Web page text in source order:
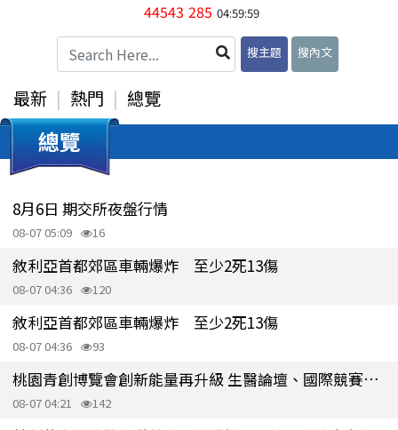
44543 285 04:59:59
搜主題 搜內文
最新 熱門 總覽
總覽
8月6日 期交所夜盤行情
08-07 05:09 16
敘利亞首都郊區車輛爆炸 至少2死13傷
08-07 04:36 120
敘利亞首都郊區車輛爆炸 至少2死13傷
08-07 04:36 93
桃園青創博覽會創新能量再升級 生醫論壇、國際競賽接力登場
08-07 04:21 142